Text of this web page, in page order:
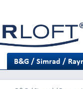
B&G / Simrad /